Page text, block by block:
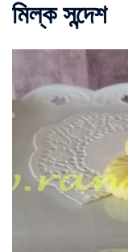
মিল্ক সন্দেশ